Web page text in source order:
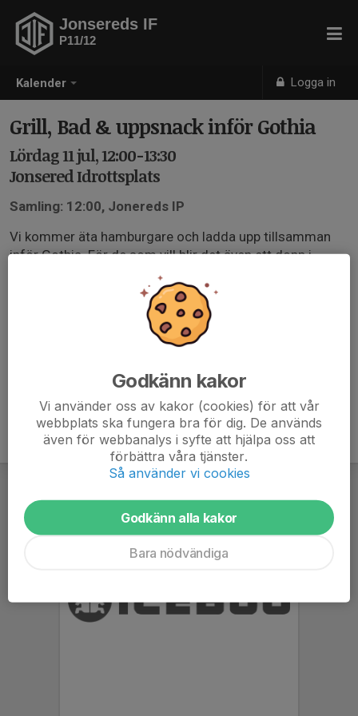
Kalender Logga in
Jonsereds IF
P11/12
Grill, Bad & uppsnack inför Gothia
Lördag 11 jul, 12:00-13:30
Jonsered Idrottsplats
Samling: 12:00, Jonereds IP
Vi kommer äta hamburgare och ladda upp tillsamman
inför Gothia. För de som vill blir det även ett dopp i
Meddela eventuella allergier eller specialkost i anmälan.
Godkänn kakor
Vi använder oss av kakor (cookies) för att vår
webbplats ska fungera bra för dig. De används
även för webbanalys i syfte att hjälpa oss att
förbättra våra tjänster.
Så använder vi cookies
Godkänn alla kakor
Bara nödvändiga